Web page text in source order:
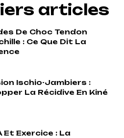
articles
De Choc Tendon
: Ce Que Dit La
Ischio-Jambiers :
La Récidive En Kiné
Et Exercice : La